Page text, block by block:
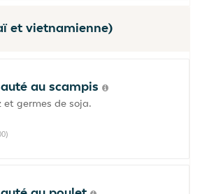
et vietnamienne)
au scampis
et germes de soja.